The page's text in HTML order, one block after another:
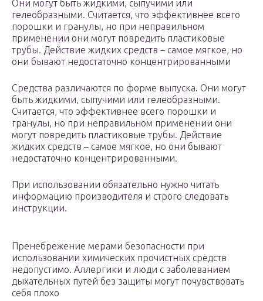
Они могут быть жидкими, сыпучими или
гелеобразными. Считается, что эффективнее всего
порошки и гранулы, но при неправильном
применении они могут повредить пластиковые
трубы. Действие жидких средств – самое мягкое, но
они бывают недостаточно концентрированными
Средства различаются по форме выпуска. Они могут
быть жидкими, сыпучими или гелеобразными.
Считается, что эффективнее всего порошки и
гранулы, но при неправильном применении они
могут повредить пластиковые трубы. Действие
жидких средств – самое мягкое, но они бывают
недостаточно концентрированными.
При использовании обязательно нужно читать
информацию производителя и строго следовать
инструкции.
Пренебрежение мерами безопасности при
использовании химических прочистных средств
недопустимо. Аллергики и люди с заболеванием
дыхательных путей без защиты могут почувствовать
себя плохо